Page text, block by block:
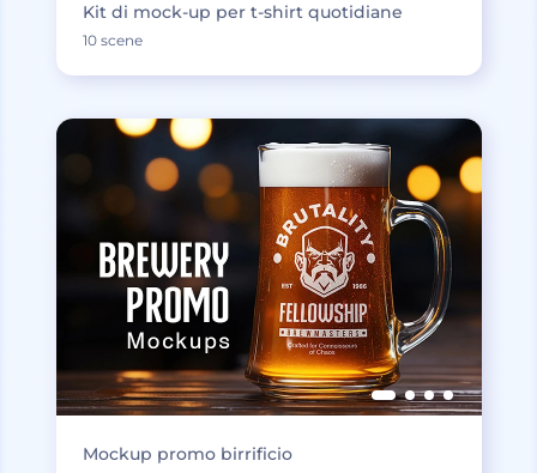
Kit di mock-up per t-shirt quotidiane
10 scene
Mockup promo birrificio